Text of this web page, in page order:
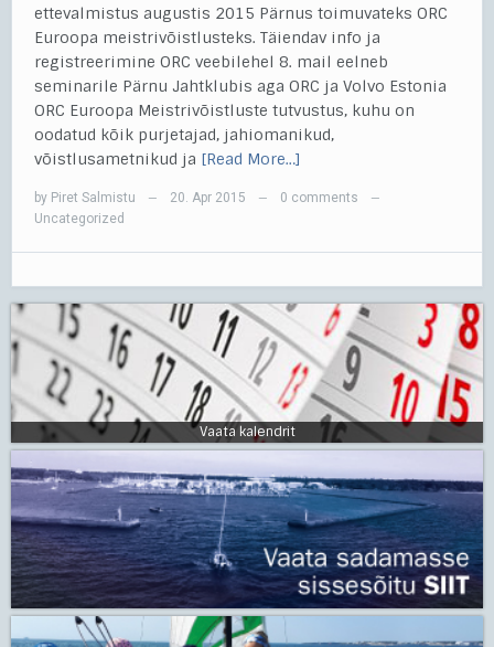
ettevalmistus augustis 2015 Pärnus toimuvateks ORC
Euroopa meistrivõistlusteks. Täiendav info ja
registreerimine ORC veebilehel 8. mail eelneb
seminarile Pärnu Jahtklubis aga ORC ja Volvo Estonia
ORC Euroopa Meistrivõistluste tutvustus, kuhu on
oodatud kõik purjetajad, jahiomanikud,
võistlusametnikud ja [Read More…]
by Piret Salmistu — 20. Apr 2015 — 0 comments —
Uncategorized
Vaata kalendrit